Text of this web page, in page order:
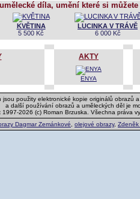
díla, umění které si
KVĚTINA
5 500 Kč
LUCINKA V TRÁVĚ
6 000 Kč
AKTY
ENYA
jsou použity elektronické kopie originálů obrazů
a další používání obrazů a uměleckých děl je
1997-2026 (c) Roman Brzuska. Všechna práva
Dagmar Zemánkové olejové obrazy, Zdeněk